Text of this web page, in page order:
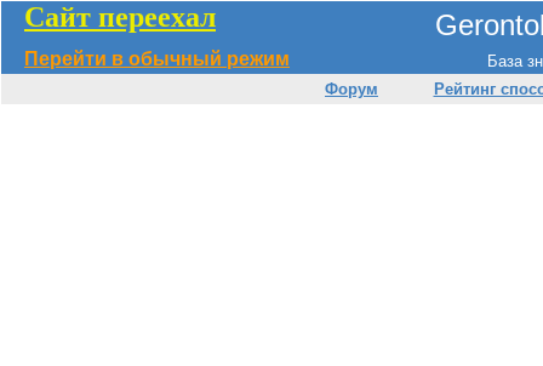
Сайт переехал
База
Перейти в обычный режим
Форум Рейтинг